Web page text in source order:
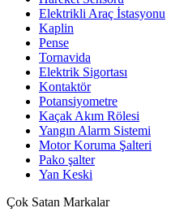
Elektrikli Araç İstasyonu
Kaplin
Pense
Tornavida
Elektrik Sigortası
Kontaktör
Potansiyometre
Kaçak Akım Rölesi
Yangın Alarm Sistemi
Motor Koruma Şalteri
Pako şalter
Yan Keski
Çok Satan Markalar